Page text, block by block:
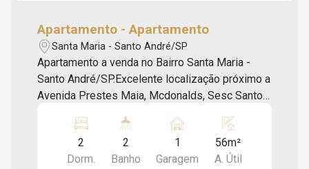
Apartamento - Apartamento
Santa Maria - Santo André/SP
Apartamento a venda no Bairro Santa Maria -
Santo André/SP.Excelente localização próximo a
Avenida Prestes Maia, Mcdonalds, Sesc Santo
gasolina, feira entre outros comércios da
região.02 dormitórios sendo uma suíte, cozinha,
sala dois ambientes, 02 banheiros, área de
2
Dorm.
2
Banho
1
Garagem
56m²
A. Útil